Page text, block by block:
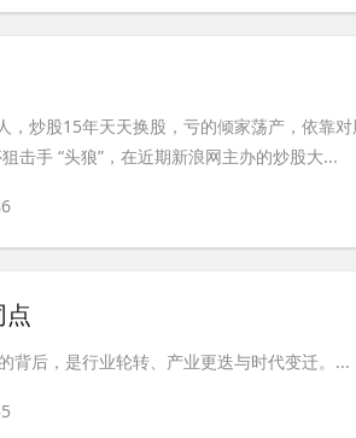
，炒股15年天天换股，亏的倾家荡产，依靠
击手 “头狼”，在近期新浪网主办的炒股大...
背后，是行业轮转、产业更迭与时代变迁。...